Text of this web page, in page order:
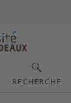
RECHERCHE